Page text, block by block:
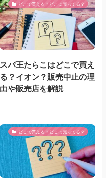
どこで買える？どこに売ってる？
スパ王たらこはどこで買え
る？イオン？販売中止の理
由や販売店を解説
どこで買える？どこに売ってる？